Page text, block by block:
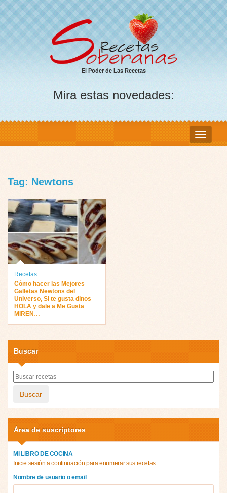
El Poder de Las Recetas
Mira estas novedades:
Tag: Newtons
Recetas
Cómo hacer las Mejores
Galletas Newtons del
Universo, Si te gusta dinos
HOLA y dale a Me Gusta
MIREN…
Buscar
Buscar
Área de suscriptores
MI LIBRO DE COCINA
Inicie sesión a continuación para enumerar sus recetas
Nombre de usuario o email